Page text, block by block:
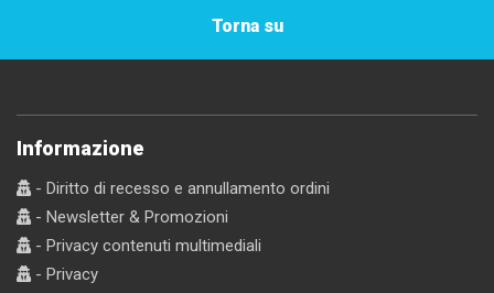
Torna su
Informazione
- Diritto di recesso e annullamento ordini
- Newsletter & Promozioni
- Privacy contenuti multimediali
- Privacy